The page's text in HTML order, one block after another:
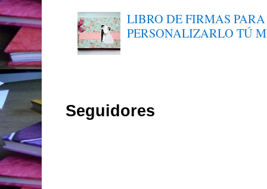
LIBRO DE FIRMAS
PERSONALIZARLO TÚ
Seguidores